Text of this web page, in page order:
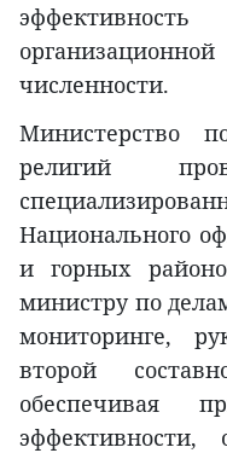
численности.
Министерство
религий
Национального
и горных
министру по
мониторинге,
второй
обеспечивая
эффективности,